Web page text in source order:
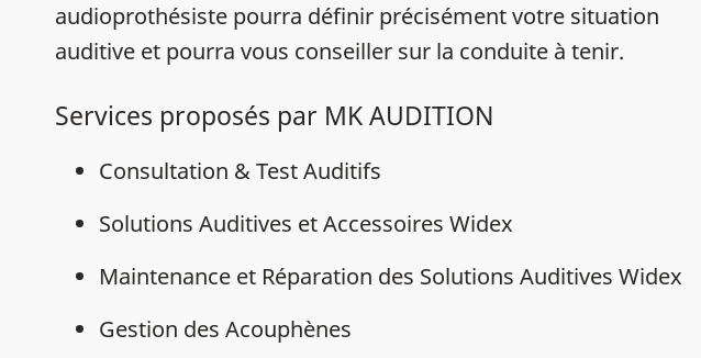
audioprothésiste pourra définir précisément votre situation
auditive et pourra vous conseiller sur la conduite à tenir.
Services proposés par MK AUDITION
Consultation & Test Auditifs
Solutions Auditives et Accessoires Widex
Maintenance et Réparation des Solutions Auditives Widex
Gestion des Acouphènes